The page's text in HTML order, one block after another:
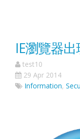
IE瀏覽器
test10
29 Apr 2014
Information,